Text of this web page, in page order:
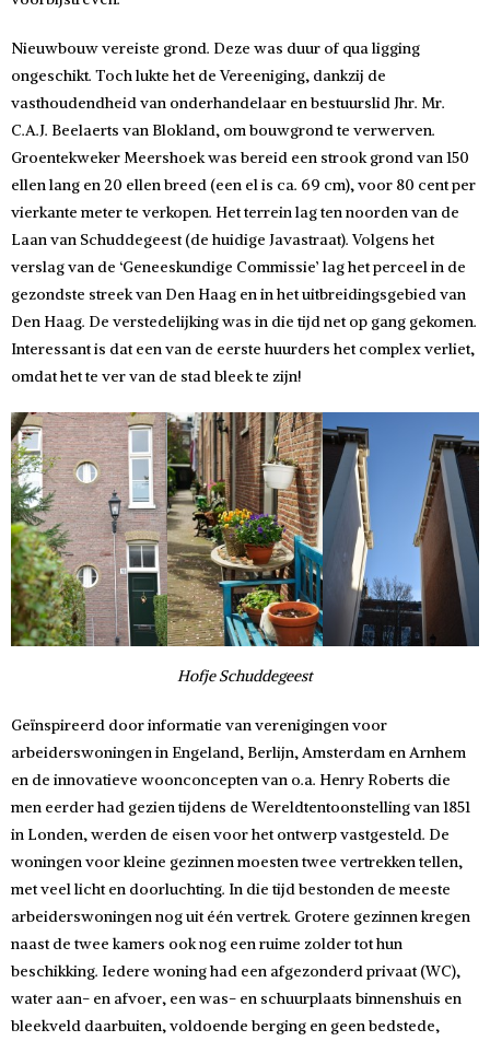
Nieuwbouw vereiste grond. Deze was duur of qua ligging
ongeschikt. Toch lukte het de Vereeniging, dankzij de
vasthoudendheid van onderhandelaar en bestuurslid Jhr. Mr.
C.A.J. Beelaerts van Blokland, om bouwgrond te verwerven.
Groentekweker Meershoek was bereid een strook grond van 150
ellen lang en 20 ellen breed (een el is ca. 69 cm), voor 80 cent per
vierkante meter te verkopen. Het terrein lag ten noorden van de
Laan van Schuddegeest (de huidige Javastraat). Volgens het
verslag van de ‘Geneeskundige Commissie’ lag het perceel in de
gezondste streek van Den Haag en in het uitbreidingsgebied van
Den Haag. De verstedelijking was in die tijd net op gang gekomen.
Interessant is dat een van de eerste huurders het complex verliet,
omdat het te ver van de stad bleek te zijn!
Hofje Schuddegeest
Geïnspireerd door informatie van verenigingen voor
arbeiderswoningen in Engeland, Berlijn, Amsterdam en Arnhem
en de innovatieve woonconcepten van o.a. Henry Roberts die
men eerder had gezien tijdens de Wereldtentoonstelling van 1851
in Londen, werden de eisen voor het ontwerp vastgesteld. De
woningen voor kleine gezinnen moesten twee vertrekken tellen,
met veel licht en doorluchting. In die tijd bestonden de meeste
arbeiderswoningen nog uit één vertrek. Grotere gezinnen kregen
naast de twee kamers ook nog een ruime zolder tot hun
beschikking. Iedere woning had een afgezonderd privaat (WC),
water aan- en afvoer, een was- en schuurplaats binnenshuis en
bleekveld daarbuiten, voldoende berging en geen bedstede,